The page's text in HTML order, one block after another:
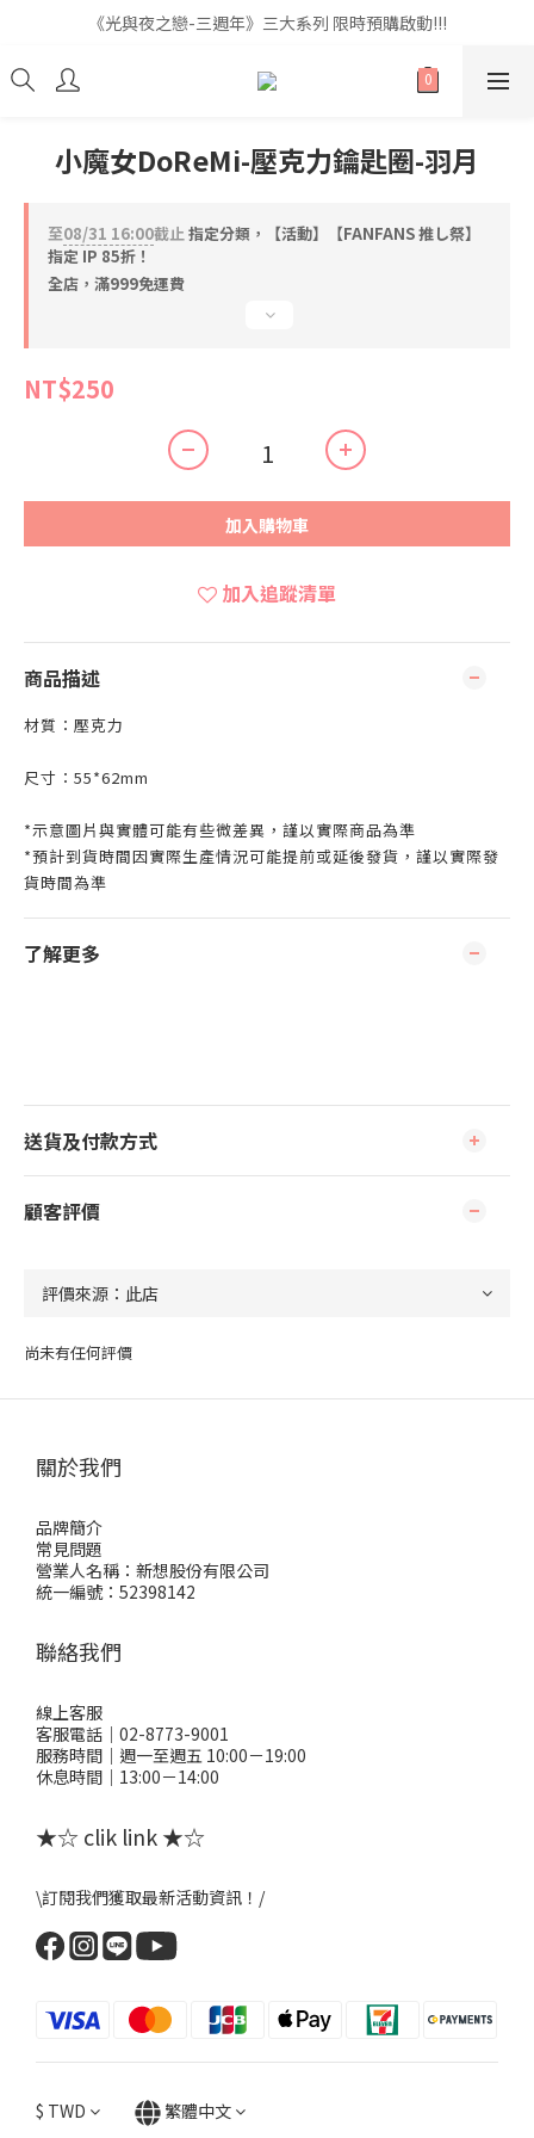
《光與夜之戀-三週年》三大系列 限時預購啟動!!!
《光與夜之戀-三週年》三大系列 限時預購啟動!!!
全館滿$999即享免運🚛
小魔女DoReMi-壓克力鑰匙圈-羽月
至08/31 16:00截止指定分類，【活動】【FANFANS 推し祭】
指定 IP 85折！
全店，滿999免運費
NT$250
加入購物車
加入追蹤清單
商品描述
材質：壓克力
尺寸：55*62mm
*示意圖片與實體可能有些微差異，謹以實際商品為準
*預計到貨時間因實際生產情況可能提前或延後發貨，謹以實際發
貨時間為準
了解更多
送貨及付款方式
顧客評價
尚未有任何評價
關於我們
品牌簡介
常見問題
營業人名稱：新想股份有限公司
統一編號：52398142
聯絡我們
線上客服
客服電話｜02-8773-9001
服務時間｜週一至週五 10:00－19:00
休息時間｜13:00－14:00
★☆ clik link ★☆
\訂閱我們獲取最新活動資訊！/
$ TWD 繁體中文